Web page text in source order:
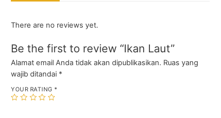
There are no reviews yet.
Be the first to review “Ikan Laut”
Alamat email Anda tidak akan dipublikasikan. Ruas yang
wajib ditandai *
YOUR RATING *